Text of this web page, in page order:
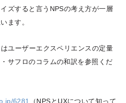
ズすると言うNPSの考え方が一層
ます。
ユーザーエクスペリエンスの定量
サフロのコラムの和訳を参照くだ
6281 （NPSとUXについて知って